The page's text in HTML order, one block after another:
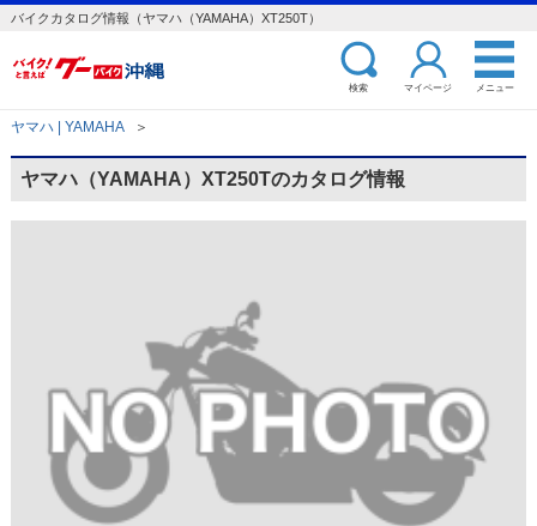
バイクカタログ情報（ヤマハ（YAMAHA）XT250T）
検索 マイページ メニュー
ヤマハ | YAMAHA ＞
ヤマハ（YAMAHA）XT250Tのカタログ情報